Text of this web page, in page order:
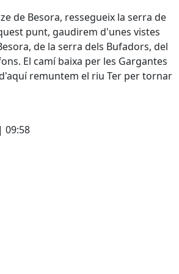
de Besora, ressegueix la serra de
punt, gaudirem d'unes vistes
de la serra dels Bufadors, del
El camí baixa per les Gargantes
remuntem el riu Ter per tornar
09:58